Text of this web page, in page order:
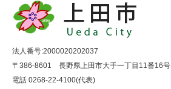
法人番号:2000020202037
〒386-8601 長野県上田市大手一丁目11番16号
電話 0268-22-4100(代表)